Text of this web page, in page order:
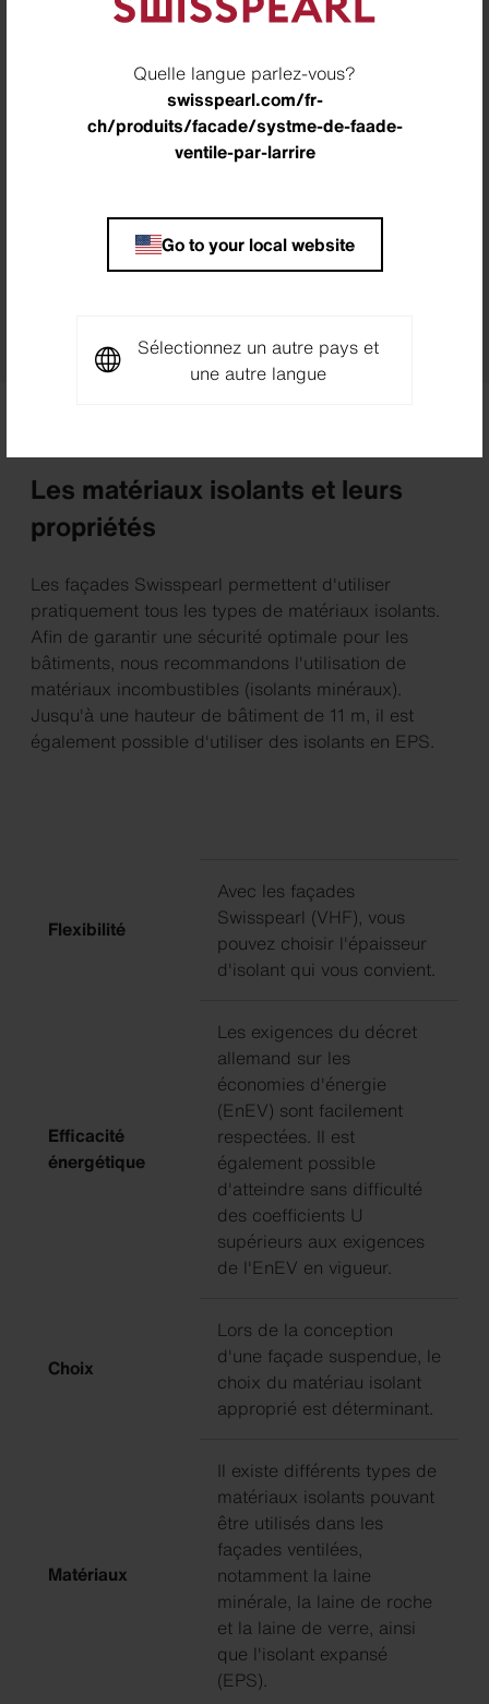
Quelle langue parlez-vous?
swisspearl.com/fr-
ch/produits/facade/systme-de-faade-
ventile-par-larrire
Go to your local website
Sélectionnez un autre pays et
une autre langue
Souhaitez-vous en
savoir plus sur
les façades
Swisspearl ?
Conseil
Les matériaux isolants et leurs
propriétés
Les façades Swisspearl permettent d'utiliser
pratiquement tous les types de matériaux isolants.
Afin de garantir une sécurité optimale pour les
bâtiments, nous recommandons l'utilisation de
matériaux incombustibles (isolants minéraux).
Jusqu'à une hauteur de bâtiment de 11 m, il est
également possible d'utiliser des isolants en EPS.
Flexibilité
Avec les façades
Swisspearl (VHF), vous
pouvez choisir l'épaisseur
d'isolant qui vous convient.
Efficacité
énergétique
Les exigences du décret
allemand sur les
économies d'énergie
(EnEV) sont facilement
respectées. Il est
également possible
d'atteindre sans difficulté
des coefficients U
supérieurs aux exigences
de l'EnEV en vigueur.
Choix
Lors de la conception
d'une façade suspendue, le
choix du matériau isolant
approprié est déterminant.
Matériaux
Il existe différents types de
matériaux isolants pouvant
être utilisés dans les
façades ventilées,
notamment la laine
minérale, la laine de roche
et la laine de verre, ainsi
que l'isolant expansé
(EPS).